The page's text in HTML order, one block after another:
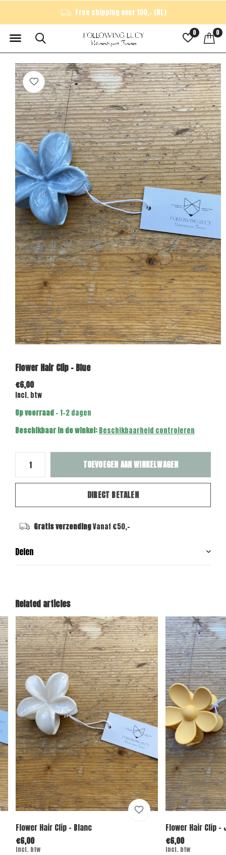
0 0
Free shipping over 100,- (NL)
Flower Hair Clip - Blue
€6,00
Incl. btw
Op voorraad- 1-2 dagen
Beschikbaar in de winkel:Beschikbaarheid controleren
TOEVOEGEN AAN WINKELWAGEN
DIRECT BETALEN
Gratis verzendingVanaf €50,-
Delen
Related articles
Flower Hair Clip - Blanc
€6,00
Incl. btw
Flower Hair Clip -
€6,00
Incl. btw